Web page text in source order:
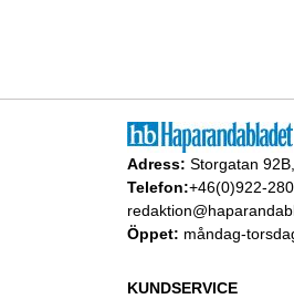
Adress: Storgatan
Telefon:+46(0)922-
Öppet: måndag-
KUNDSERVICE